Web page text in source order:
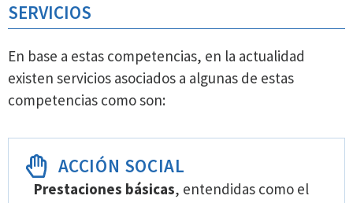
SERVICIOS
En base a estas competencias, en la actualidad
existen servicios asociados a algunas de estas
competencias como son:
ACCIÓN SOCIAL
Prestaciones básicas, entendidas como el